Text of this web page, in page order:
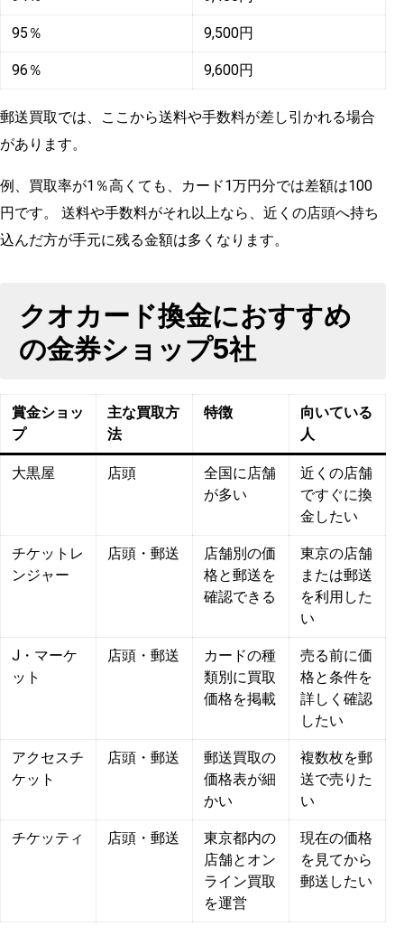
95％ 9,500円
96％ 9,600円
郵送買取では、ここから送料や手数料が差し引かれる場合
があります。
例、買取率が1％高くても、カード1万円分では差額は100
円です。 送料や手数料がそれ以上なら、近くの店頭へ持ち
込んだ方が手元に残る金額は多くなります。
クオカード換金におすすめ
の金券ショップ5社
賞金ショッ
プ
主な買取方
法
特徴
向いている
人
大黒屋 店頭
全国に店舗
が多い
近くの店舗
ですぐに換
金したい
チケットレ
ンジャー
店頭・郵送
店舗別の価
格と郵送を
確認できる
東京の店舗
または郵送
を利用した
い
J・マーケ
ット
店頭・郵送
カードの種
類別に買取
価格を掲載
売る前に価
格と条件を
詳しく確認
したい
アクセスチ
ケット
店頭・郵送
郵送買取の
価格表が細
かい
複数枚を郵
送で売りた
い
チケッティ 店頭・郵送
東京都内の
店舗とオン
ライン買取
を運営
現在の価格
を見てから
郵送したい